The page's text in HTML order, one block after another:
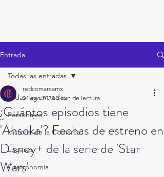
Entrada
Todas las entradas
Personajes
Historia de la Comarca
Lugares
Gastronomía
Todas las entradas
¿Cuántos episodios tiene
'Ahsoka'? Fechas de estreno en
Disney+ de la serie de 'Star
Wars'
redcomarcamx
24 ago 2023 3 min de lectura